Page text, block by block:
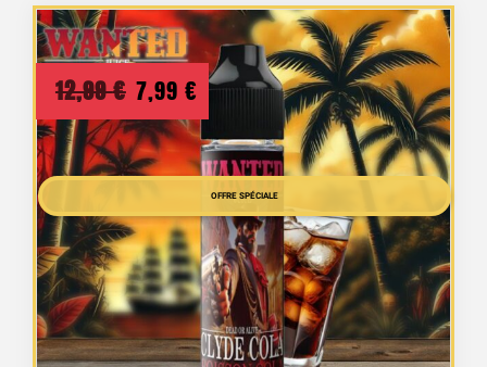
OFFRE SPÉCIALE
12,99€ Le
prix
initial
était :
12,99 €.
7,99 € Le
prix
actuel
est :
7,99 €.